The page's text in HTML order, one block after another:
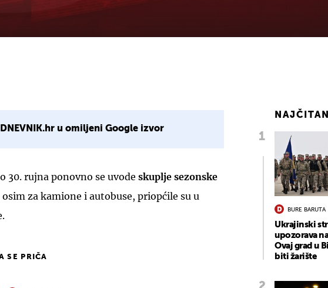
u omiljeni Google izvor
30. rujna ponovno se uvode skuplje sezonske
osim za kamione i autobuse, priopćile su u
SE PRIČA
BURE BARUTA
Ukrajinski
upozorava
Ovaj grad u
biti žarište